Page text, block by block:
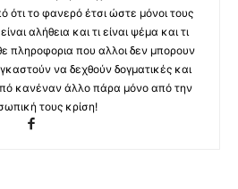
ότι το φανερό έτσι ώστε μόνοι τους
αλήθεια και τι είναι ψέμα και τι
πληροφορια που αλλοι δεν μπορουν
να δεχθούν δογματικές και
κανέναν άλλο πάρα μόνο από την
τους κρίση!